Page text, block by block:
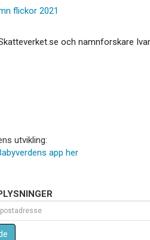
flickor 2021
och namnforskare
utvikling:
app her